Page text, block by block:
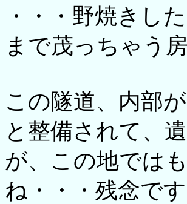
・・・野焼きし
まで茂っちゃう
この隧道、内部
と整備されて、
が、この地では
ね・・・残念で